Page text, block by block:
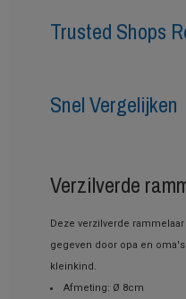
Trusted Shops
Snel Vergelijken
Verzilverde
Deze verzilverde
gegeven door opa en
kleinkind.
Afmeting: Ø 8cm